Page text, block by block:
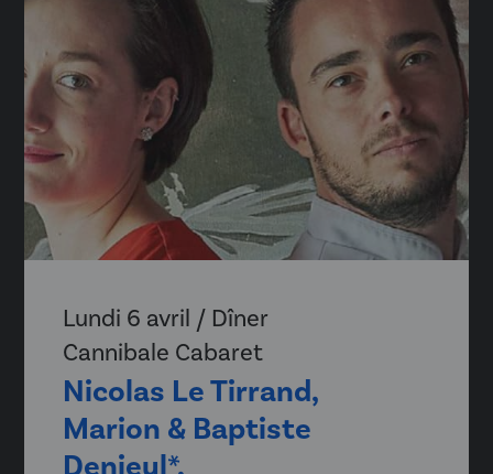
Lundi 6 avril / Dîner
Cannibale Cabaret
Nicolas Le Tirrand,
Marion & Baptiste
Denieul*,